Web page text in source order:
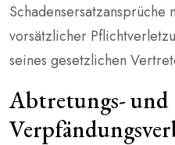
vorsätzlicher
seines gesetzlichen
Abtretungs- und